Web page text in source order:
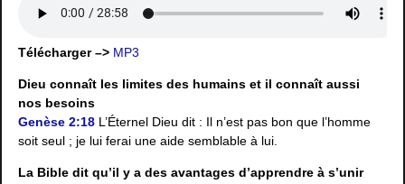
Télécharger –> MP3
Dieu connaît les limites des humains et il connaît aussi
nos besoins
Genèse 2:18 L’Éternel Dieu dit : Il n’est pas bon que l’homme
soit seul ; je lui ferai une aide semblable à lui.
La Bible dit qu’il y a des avantages d’apprendre à s’unir